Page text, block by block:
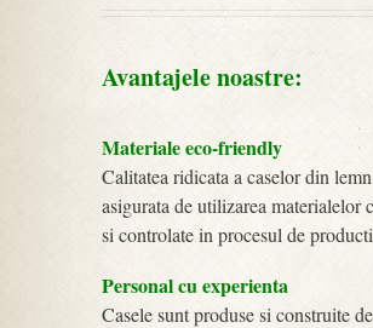
Avantajele noastre:
Materiale eco-friendly
Calitatea ridicata a caselor din
asigurata de utilizarea materialelor
si controlate in procesul de
Personal cu experienta
Casele sunt produse si construite